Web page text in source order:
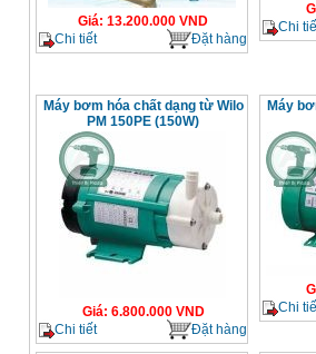
Giá: 13.200.000 VND
Chi tiết
Đặt hàng
Chi
Máy bơm hóa chất dạng từ Wilo
PM 150PE (150W)
Giá: 6.800.000VND
Chi tiết
Đặt hàng
Máy
Chi